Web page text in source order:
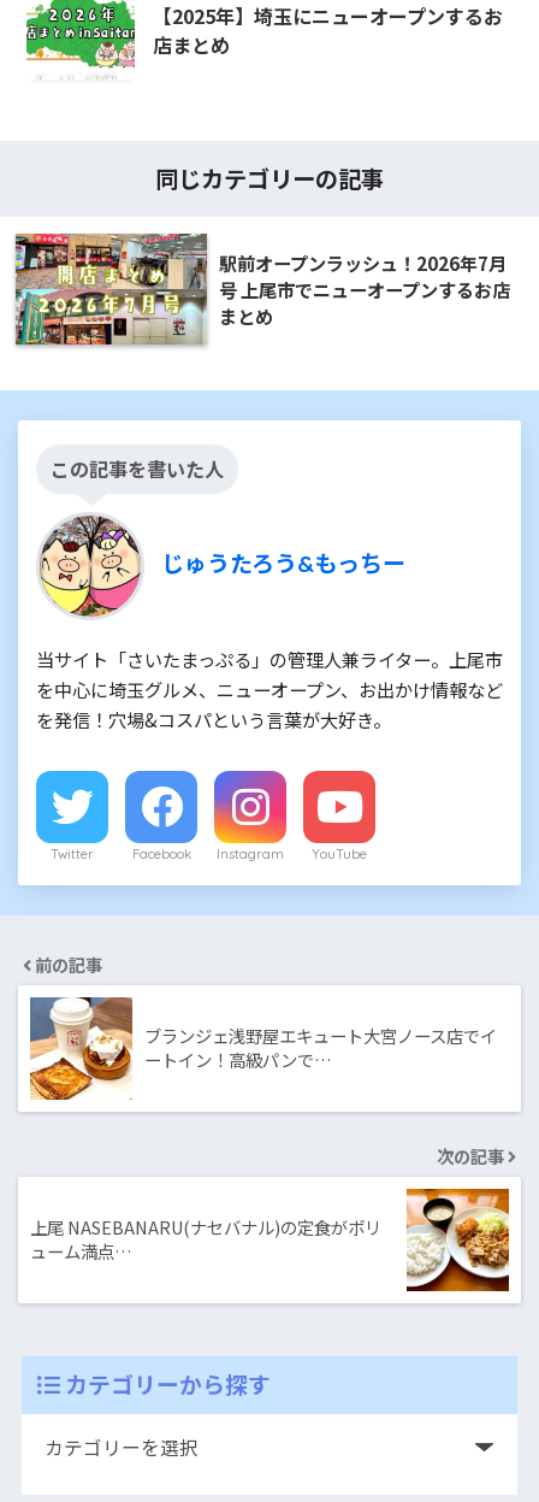
【2025年】埼玉にニューオープンするお
店まとめ
同じカテゴリーの記事
駅前オープンラッシュ！2026年7月
号 上尾市でニューオープンするお店
まとめ
この記事を書いた人
じゅうたろう&もっちー
当サイト「さいたまっぷる」の管理人兼ライター。上尾市
を中心に埼玉グルメ、ニューオープン、お出かけ情報など
を発信！穴場&コスパという言葉が大好き。
Twitter Facebook Instagram YouTube
前の記事
ブランジェ浅野屋エキュート大宮ノース店でイ
ートイン！高級パンで…
次の記事
上尾 NASEBANARU(ナセバナル)の定食がボリ
ューム満点…
カテゴリーから探す